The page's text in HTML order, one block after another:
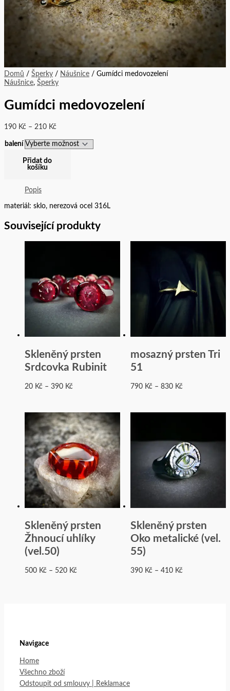
Domů / Šperky / Náušnice / Gumídci medovozelení
Náušnice, Šperky
Gumídci medovozelení
190 Kč – 210 Kč
balení
Přidat do
košíku
Popis
materiál: sklo, nerezová ocel 316L
Související produkty
Skleněný prsten
Srdcovka Rubinit
20 Kč – 390 Kč
390 Kč
mosazný prsten Tri
51
790 Kč – 830 Kč
790 Kč
Skleněný prsten
Žhnoucí uhlíky
(vel.50)
500 Kč – 520 Kč
Rozpětí
cen:
500 Kč
až
520 Kč
Skleněný prsten
Oko metalické (vel.
55)
390 Kč – 410 Kč
až
410 Kč
Navigace
Home
Všechno zboží
Odstoupit od smlouvy | Reklamace